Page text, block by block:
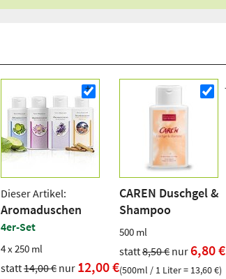
Dieser Artikel:
Aromaduschen
4er-Set
4 x 250 ml
statt14,00 € nur 12,00 €
CAREN Duschgel &
Shampoo
500 ml
statt8,50 € nur6,80 €
(500ml / 1 Liter = 13,60 €)